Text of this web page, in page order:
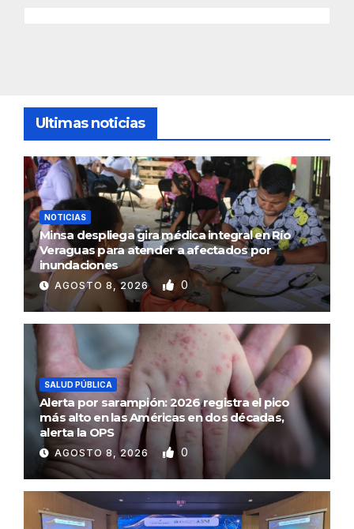
Ultimas noticias
NOTICIAS
Minsa despliega gira médica integral en Río
Veraguas para atender a afectados por
inundaciones
AGOSTO 8, 2026 0
SALUD PÚBLICA
Alerta por sarampión: 2026 registra el pico
más alto en las Américas en dos décadas,
alerta la OPS
AGOSTO 8, 2026 0